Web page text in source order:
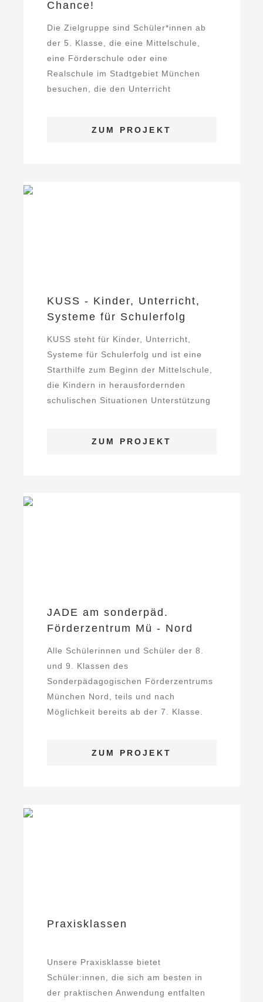
Chance!
Die Zielgruppe sind Schüler*innen ab
der 5. Klasse, die eine Mittelschule,
eine Förderschule oder eine
Realschule im Stadtgebiet München
besuchen, die den Unterricht
ZUM PROJEKT
KUSS - Kinder, Unterricht,
Systeme für Schulerfolg
KUSS steht für Kinder, Unterricht,
Systeme für Schulerfolg und ist eine
Starthilfe zum Beginn der Mittelschule,
die Kindern in herausfordernden
schulischen Situationen Unterstützung
ZUM PROJEKT
JADE am sonderpäd.
Förderzentrum Mü - Nord
Alle Schülerinnen und Schüler der 8.
und 9. Klassen des
Sonderpädagogischen Förderzentrums
München Nord, teils und nach
Möglichkeit bereits ab der 7. Klasse.
ZUM PROJEKT
Praxisklassen
Unsere Praxisklasse bietet
Schüler:innen, die sich am besten in
der praktischen Anwendung entfalten